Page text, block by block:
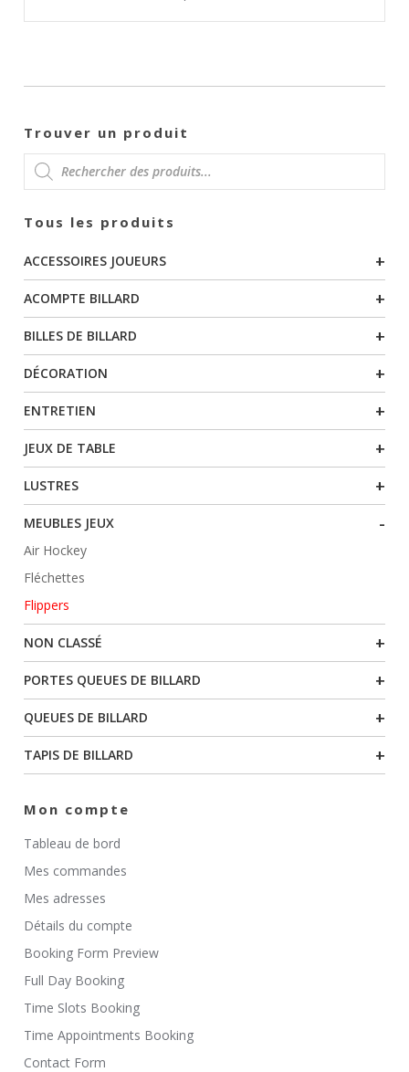
Trouver un produit
RECHERCHE
DE
PRODUITS
Tous les produits
ACCESSOIRES JOUEURS +
ACOMPTE BILLARD +
BILLES DE BILLARD +
DÉCORATION +
ENTRETIEN +
JEUX DE TABLE +
LUSTRES +
MEUBLES JEUX -
Air Hockey
Fléchettes
Flippers
NON CLASSÉ +
PORTES QUEUES DE BILLARD +
QUEUES DE BILLARD +
TAPIS DE BILLARD +
Mon compte
Tableau de bord
Mes commandes
Mes adresses
Détails du compte
Booking Form Preview
Full Day Booking
Time Slots Booking
Time Appointments Booking
Contact Form